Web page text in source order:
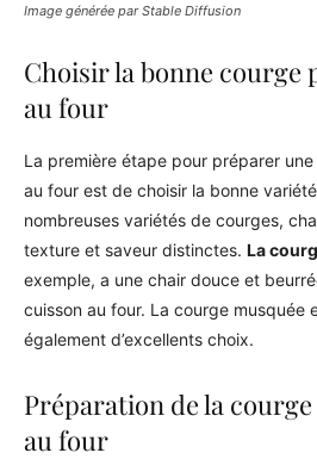
Image générée par Stable Diffusion
Choisir la bonne courge
au four
La première étape pour préparer
au four est de choisir la bonne
nombreuses variétés de courges,
texture et saveur distinctes. La
exemple, a une chair douce et
cuisson au four. La courge musquée
également d’excellents choix.
Préparation de la
au four